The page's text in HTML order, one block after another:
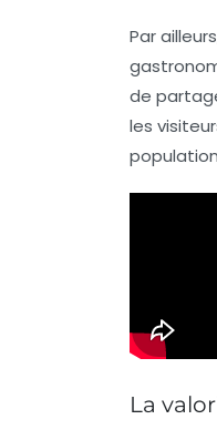
Par
de
les
La